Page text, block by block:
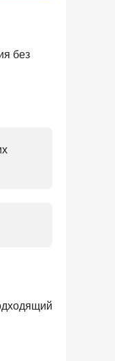
без